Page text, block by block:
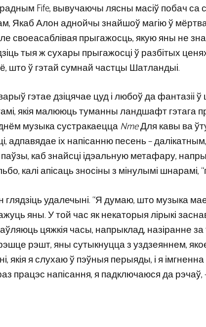
Fife, вывучаючы лясны масіў побач
Якаб Алон аднойчы знайшоў магію ў
своеасаблівая прыгажосць, якую яны не
тыя ж сухары прыгажосці ў разбітых
што ў гэтай сумнай частцы Шатландыі.
гэтае дзіцячае цуд і любоў да фантазіі
якія малююць туманны ландшафт гэтага
музыка сустракаеццаNmeДля кавы ва
адпавядае іх напісанню песень –
каб знайсці ідэальную метафару,
калі апісаць зносіны з мінулымі шнарамі,
удалечыні. “Я думаю, што музыка
яны. У той час як некаторыя лірыкі
цяжкія часы, напрыклад, назіранне
рэшт, яны сутыкнуцца з уздзеяннем,
якія я слухаю ў пэўныя перыяды, і я
працэс напісання, я падключаюся да